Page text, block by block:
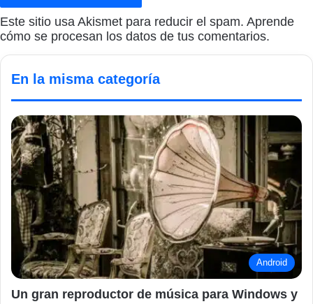
Este sitio usa Akismet para reducir el spam. Aprende
cómo se procesan los datos de tus comentarios.
En la misma categoría
Android
Un gran reproductor de música para Windows y